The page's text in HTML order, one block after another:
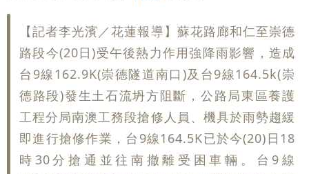
【記者李光濱／花蓮報導】蘇花路廊和仁至崇德
路段今(20日)受午後熱力作用強降雨影響，造成
台9線162.9K(崇德隧道南口)及台9線164.5k(崇
德路段)發生土石流坍方阻斷，公路局東區養護
工程分局南澳工務段搶修人員、機具於雨勢趨緩
即進行搶修作業，台9線164.5K已於今(20)日18
時30分搶通並往南撤離受困車輛。台9線